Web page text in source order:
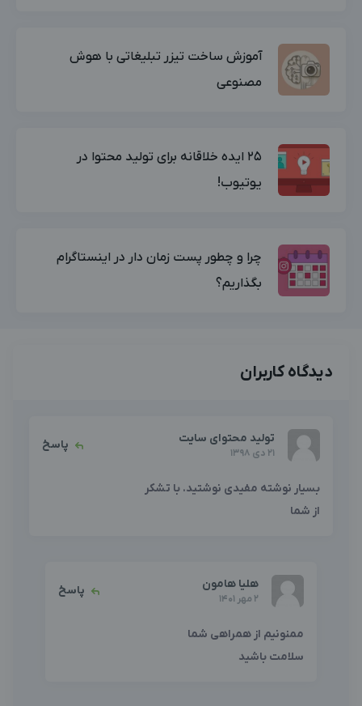
آموزش ساخت تیزر تبلیغاتی با هوش
مصنوعی
۲۵ ایده خلاقانه برای تولید محتوا در
یوتیوب!
چرا و چطور پست زمان دار در اینستاگرام
بگذاریم؟
دیدگاه کاربران
تولید محتوای سایت
21 دی 1398
پاسخ
بسیار نوشته مفیدی نوشتید. با تشکر
از شما
هلیا هامون
2 مهر 1401
پاسخ
ممنونیم از همراهی شما
سلامت باشید